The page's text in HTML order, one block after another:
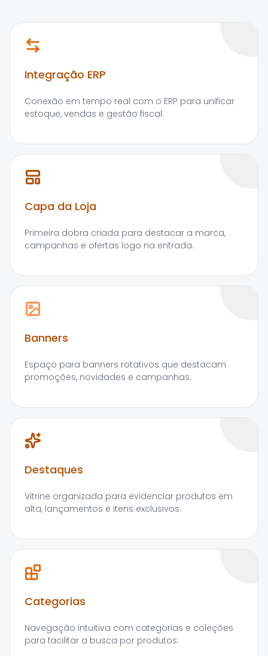
Integração ERP
Conexão em tempo real com o ERP para unificar
estoque, vendas e gestão fiscal.
Capa da Loja
Primeira dobra criada para destacar a marca,
campanhas e ofertas logo na entrada.
Banners
Espaço para banners rotativos que destacam
promoções, novidades e campanhas.
Destaques
Vitrine organizada para evidenciar produtos em
alta, lançamentos e itens exclusivos.
Categorias
Navegação intuitiva com categorias e coleções
para facilitar a busca por produtos.